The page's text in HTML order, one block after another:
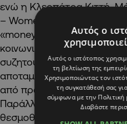
ενώ η Κλεοπάτρα Κιττή,
– Women of Europe,
«money clubs» και peer
κοινωνικών συναντήσεων
συζητούν ανοιχτά για
αποταμίευση και
από πραγματικές ιστορίες
Παράλληλα, υπογράμμισε
θεσμοθέτησης του ρόλου
Αυτός ο
Αυτός ο ιστότοπος
τη βελτίωση της
Χρησιμοποιώντας τον
τη συγκατάθεσή σας
σύμφωνα με την Πολιτική
Διαβάστε